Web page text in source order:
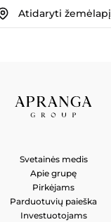
Atidaryti žemėlapį
Svetainės medis
Apie grupę
Pirkėjams
Parduotuvių paieška
Investuotojams